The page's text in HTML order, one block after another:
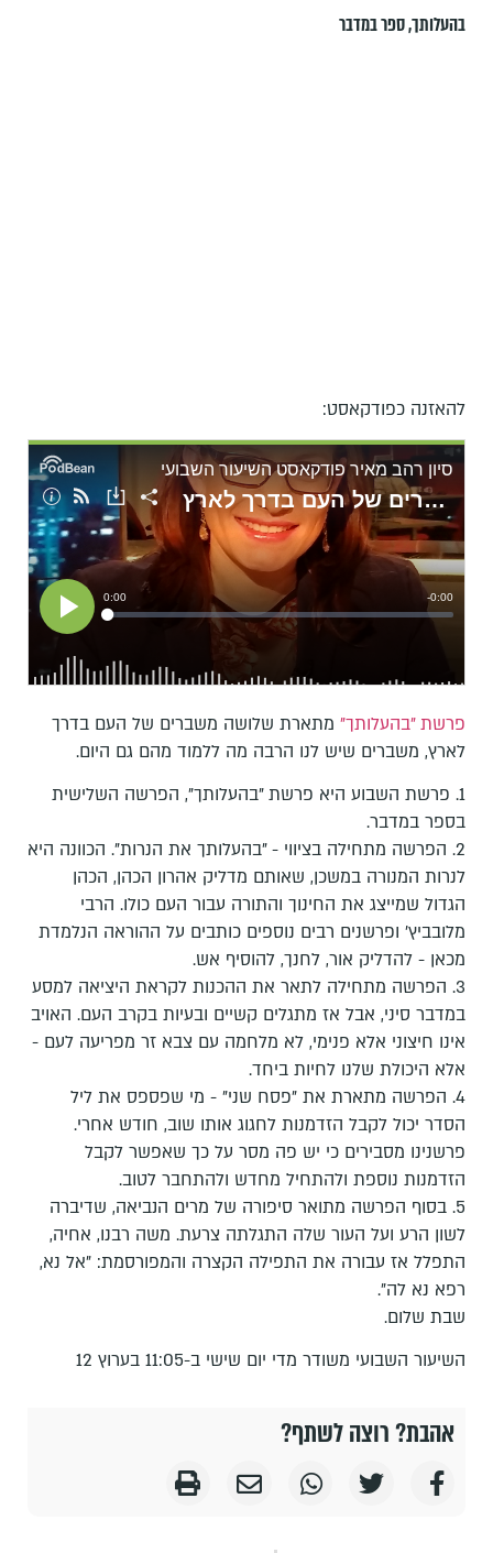
בהעלותך,ספר במדבר
להאזנה כפודקאסט:
פרשת "בהעלותך" מתארת שלושה משברים של העם בדרך
לארץ, משברים שיש לנו הרבה מה ללמוד מהם גם היום.
1. פרשת השבוע היא פרשת "בהעלותך", הפרשה השלישית
בספר במדבר.
2. הפרשה מתחילה בציווי - "בהעלותך את הנרות". הכוונה היא
לנרות המנורה במשכן, שאותם מדליק אהרון הכהן, הכהן
הגדול שמייצג את החינוך והתורה עבור העם כולו. הרבי
מלובביץ' ופרשנים רבים נוספים כותבים על ההוראה הנלמדת
מכאן - להדליק אור, לחנך, להוסיף אש.
3. הפרשה מתחילה לתאר את ההכנות לקראת היציאה למסע
במדבר סיני, אבל אז מתגלים קשיים ובעיות בקרב העם. האויב
אינו חיצוני אלא פנימי, לא מלחמה עם צבא זר מפריעה לעם -
אלא היכולת שלנו לחיות ביחד.
4. הפרשה מתארת את "פסח שני" - מי שפספס את ליל
הסדר יכול לקבל הזדמנות לחגוג אותו שוב, חודש אחרי.
פרשנינו מסבירים כי יש פה מסר על כך שאפשר לקבל
הזדמנות נוספת ולהתחיל מחדש ולהתחבר לטוב.
5. בסוף הפרשה מתואר סיפורה של מרים הנביאה, שדיברה
לשון הרע ועל העור שלה התגלתה צרעת. משה רבנו, אחיה,
התפלל אז עבורה את התפילה הקצרה והמפורסמת: "אל נא,
רפא נא לה".
שבת שלום.
השיעור השבועי משודר מדי יום שישי ב-11:05 בערוץ 12
אהבת? רוצה לשתף?